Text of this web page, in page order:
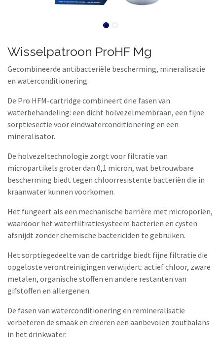
Wisselpatroon ProHF Mg
Gecombineerde antibacteriële bescherming, mineralisatie
en waterconditionering.
De Pro HFМ-cartridge combineert drie fasen van
waterbehandeling: een dicht holvezelmembraan, een fijne
sorptiesectie voor eindwaterconditionering en een
mineralisator.
De holvezeltechnologie zorgt voor filtratie van
micropartikels groter dan 0,1 micron, wat betrouwbare
bescherming biedt tegen chloorresistente bacteriën die in
kraanwater kunnen voorkomen.
Het fungeert als een mechanische barrière met microporiën,
waardoor het waterfiltratiesysteem bacteriën en cysten
afsnijdt zonder chemische bactericiden te gebruiken.
Het sorptiegedeelte van de cartridge biedt fijne filtratie die
opgeloste verontreinigingen verwijdert: actief chloor, zware
metalen, organische stoffen en andere restanten van
gifstoffen en allergenen.
De fasen van waterconditionering en remineralisatie
verbeteren de smaak en creëren een aanbevolen zoutbalans
in het drinkwater.